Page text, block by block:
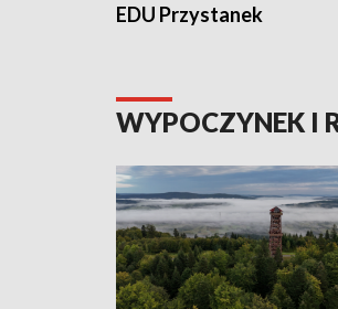
EDU Przystanek
WYPOCZYNEK I